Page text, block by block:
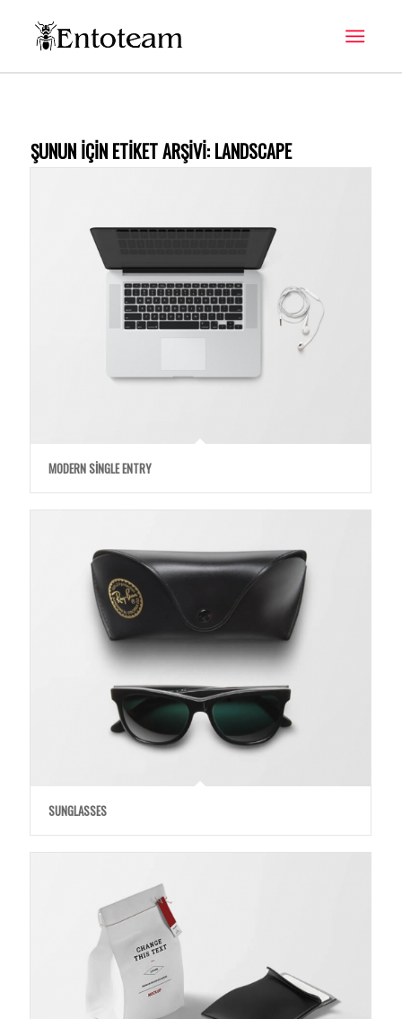
ŞUNUN IÇIN ETIKET ARŞIVI: LANDSCAPE
MODERN SINGLE ENTRY
SUNGLASSES